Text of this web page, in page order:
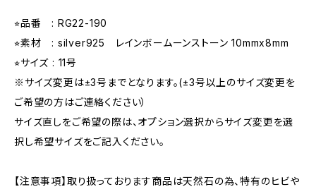
⭐︎品番 : RG22-190
⭐︎素材 : silver925 レインボームーンストーン 10mmx8mm
⭐︎サイズ : 11号
※サイズ変更は±3号までとなります。(±3号以上のサイズ変更を
ご希望の方はご連絡ください）
サイズ直しをご希望の際は、オプション選択からサイズ変更を選
択し希望サイズをご記入ください。
【注意事項】取り扱っております商品は天然石の為、特有のヒビや